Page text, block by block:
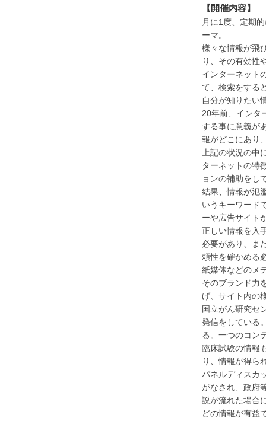
【開催内容】
月に1度、定期
ーマ。
様々な情報が飛
り、その有効性
インターネット
て、検索をする
自分が知りたい
20年前、インタ
する事に意義が
報がどこにあり
上記の状況の
ターネットの特
ョンの補助をし
結果、情報が氾
いうキーワード
ーや広告サイト
正しい情報を入
必要があり、ま
頼性を確かめる
紙媒体などのメ
そのブランド力
げ、サイト内の
国立がん研究セ
発信をしている
る。一つのコン
臨床試験の情報
り、情報が得ら
パネルディスカ
がなされ、政府
説が流れた場合
どの情報が有益